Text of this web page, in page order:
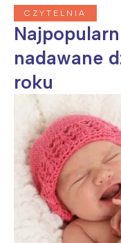
CZYTELNIA
nadawane
roku